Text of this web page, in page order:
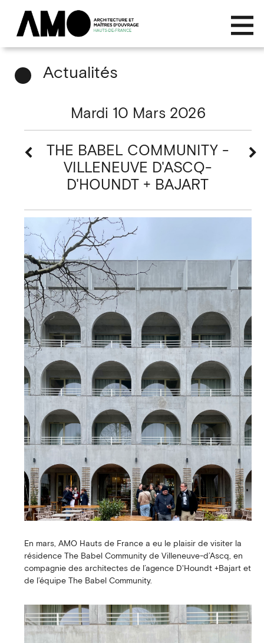
Actualités
Mardi 10 Mars 2026
THE BABEL COMMUNITY -
VILLENEUVE D'ASCQ-
D'HOUNDT + BAJART
En mars, AMO Hauts de France a eu le plaisir de visiter la
résidence The Babel Community de Villeneuve-d’Ascq, en
compagnie des architectes de l’agence D'Houndt +Bajart et
de l’équipe The Babel Community.